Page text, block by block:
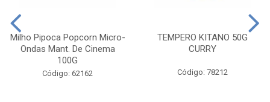
Milho Pipoca Popcorn Micro-
Ondas Mant. De Cinema
100G
Código: 62162
TEMPERO KITANO 50G
CURRY
Código: 78212